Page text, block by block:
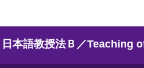
日本語教授法Ｂ／Teaching